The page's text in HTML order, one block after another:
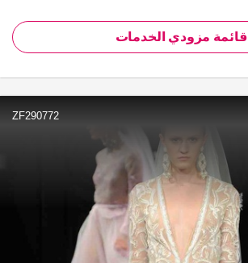
قائمة مزودي الخدمات
ZF290772